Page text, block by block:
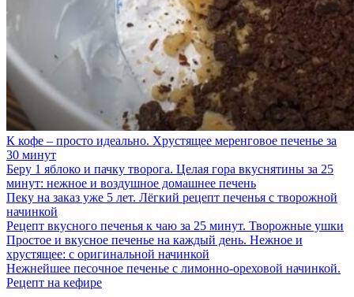
К кофе – просто идеально. Хрустящее меренговое печенье за
30 минут
Беру 1 яблоко и пачку творога. Целая гора вкуснятины за 25
минут: нежное и воздушное домашнее печень
Пеку на заказ уже 5 лет. Лёгкий рецепт печенья с творожной
начинкой
Рецепт вкусного печенья к чаю за 25 минут. Творожные ушки
Простое и вкусное печенье на каждый день. Нежное и
хрустящее: с оригинальной начинкой
Нежнейшее песочное печенье с лимонно-ореховой начинкой.
Рецепт на кефире